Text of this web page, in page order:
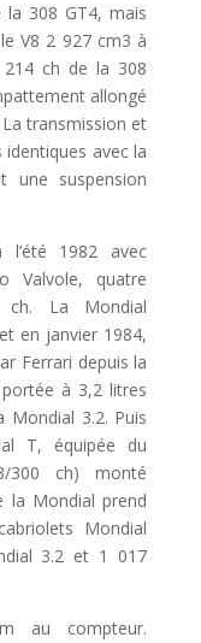
308 GT4, mais
V8 2 927 cm3 à
ch de la 308
allongé
transmission et
avec la
une suspension
l’été 1982 avec
Valvole, quatre
ch. La Mondial
en janvier 1984,
Ferrari depuis la
à 3,2 litres
Mondial 3.2. Puis
T, équipée du
ch) monté
la Mondial prend
Mondial
3.2 et 1 017
au compteur.